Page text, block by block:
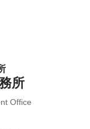
所
Office